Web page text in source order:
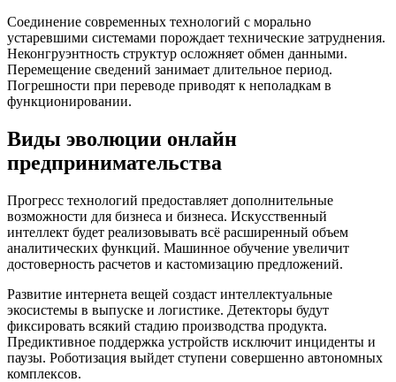
Соединение современных технологий с морально
устаревшими системами порождает технические затруднения.
Неконгруэнтность структур осложняет обмен данными.
Перемещение сведений занимает длительное период.
Погрешности при переводе приводят к неполадкам в
функционировании.
Виды эволюции онлайн
предпринимательства
Прогресс технологий предоставляет дополнительные
возможности для бизнеса и бизнеса. Искусственный
интеллект будет реализовывать всё расширенный объем
аналитических функций. Машинное обучение увеличит
достоверность расчетов и кастомизацию предложений.
Развитие интернета вещей создаст интеллектуальные
экосистемы в выпуске и логистике. Детекторы будут
фиксировать всякий стадию производства продукта.
Предиктивное поддержка устройств исключит инциденты и
паузы. Роботизация выйдет ступени совершенно автономных
комплексов.